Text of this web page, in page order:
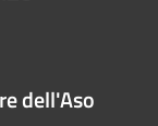
dell'Aso